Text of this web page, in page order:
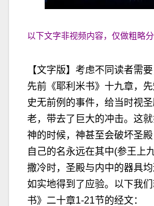
以下文字非视频内容，仅做粗略
【文字版】考虑不同读者需
先前《耶利米书》十九章，
史无前例的事件，给当时视
老，带去了巨大的冲击。这
神的时候，神甚至会破坏圣
自己的名永远在其中(参王上
撒冷时，圣殿与内中的器具
如实地得到了应验。以下我
书》二十章1-21节的经文：